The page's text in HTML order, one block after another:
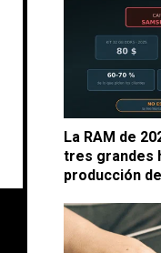
La RAM de
tres grandes
producción